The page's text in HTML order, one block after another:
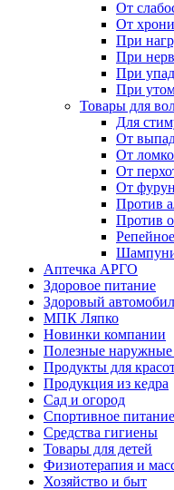
От
От
При
При
При
При
Товары для
Для
От
От
От
От
Против
Против
Аптечка АРГО
Здоровое питание
Здоровый
МПК Ляпко
Новинки компании
Полезные наружные
Продукты для
Продукция из кедра
Сад и огород
Спортивное питание
Средства гигиены
Товары для детей
Физиотерапия и
Хозяйство и быт